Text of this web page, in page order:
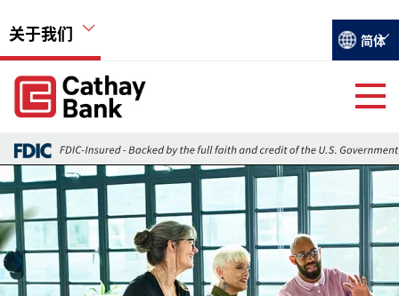
关于我们
Global Header Hierarchy Menu
Select
简体
Global Header Hierarchy Menu
关于国泰银行
活动
远瞻
Back
图像